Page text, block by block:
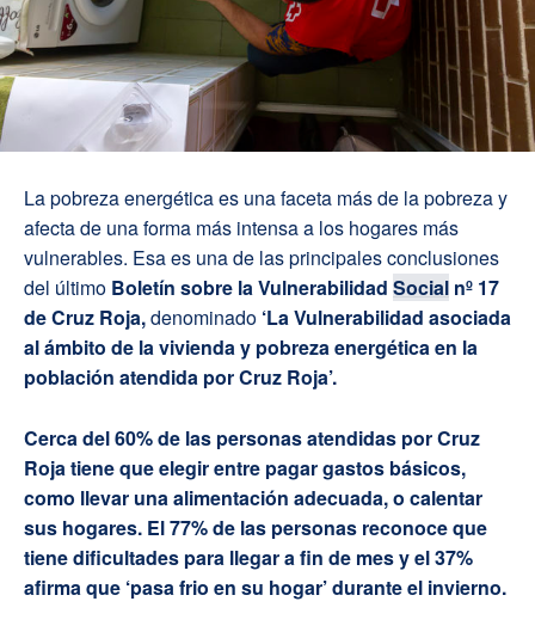
La pobreza energética es una faceta más de la pobreza y
afecta de una forma más intensa a los hogares más
vulnerables. Esa es una de las principales conclusiones
del último Boletín sobre la Vulnerabilidad Social nº 17
de Cruz Roja,denominado ‘La Vulnerabilidad asociada
al ámbito de la vivienda y pobreza energética en la
población atendida por Cruz Roja’.
Cerca del 60% de las personas atendidas por Cruz
Roja tiene que elegir entre pagar gastos básicos,
como llevar una alimentación adecuada, o calentar
sus hogares. El 77% de las personas reconoce que
tiene dificultades para llegar a fin de mes y el 37%
afirma que ‘pasa frio en su hogar’ durante el invierno.